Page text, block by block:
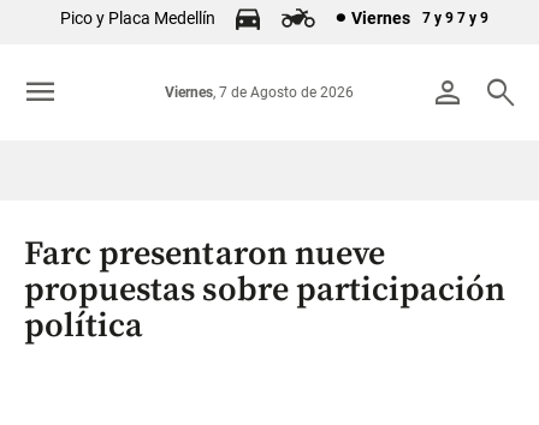
Colombia
Pico y Placa Medellín Viernes 7 y 9 7 y 9
person search
Viernes, 7 de Agosto de 2026
menu
Farc presentaron nueve
propuestas sobre participación
política